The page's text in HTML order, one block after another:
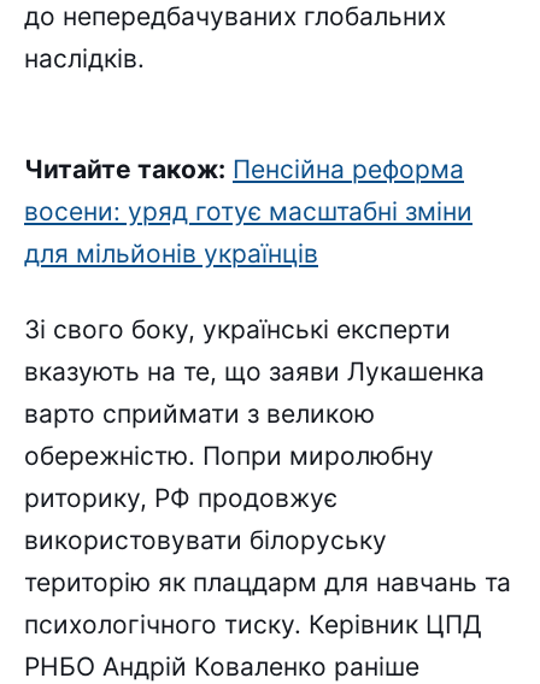
до непередбачуваних глобальних
наслідків.
Читайте також: Пенсійна реформа
восени: уряд готує масштабні зміни
для мільйонів українців
Зі свого боку, українські експерти
вказують на те, що заяви Лукашенка
варто сприймати з великою
обережністю. Попри миролюбну
риторику, РФ продовжує
використовувати білоруську
територію як плацдарм для навчань та
психологічного тиску. Керівник ЦПД
РНБО Андрій Коваленко раніше